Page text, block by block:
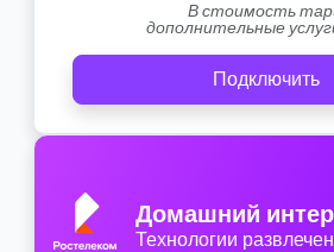
В стоимость
дополнительные
Подключить
Домашний
Технологии